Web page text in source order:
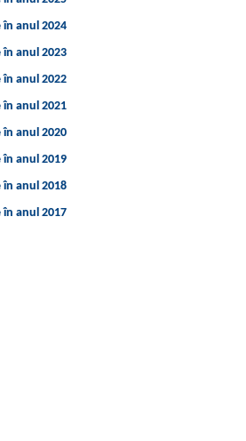
anul 2024
anul 2023
anul 2022
anul 2021
anul 2020
anul 2019
anul 2018
anul 2017